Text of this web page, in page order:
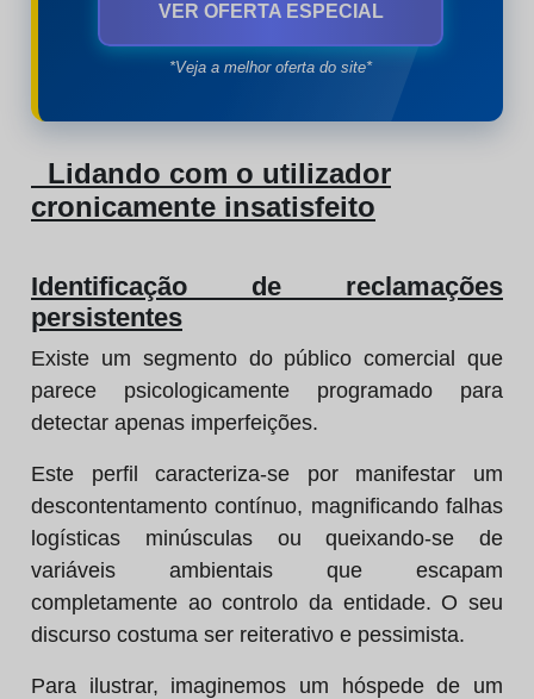
VER OFERTA ESPECIAL
*Veja a melhor oferta do site*
Lidando com o utilizador
cronicamente insatisfeito
Identificação de reclamações
persistentes
Existe um segmento do público comercial que
parece psicologicamente programado para
detectar apenas imperfeições.
Este perfil caracteriza-se por manifestar um
descontentamento contínuo, magnificando falhas
logísticas minúsculas ou queixando-se de
variáveis ambientais que escapam
completamente ao controlo da entidade. O seu
discurso costuma ser reiterativo e pessimista.
Para ilustrar, imaginemos um hóspede de um